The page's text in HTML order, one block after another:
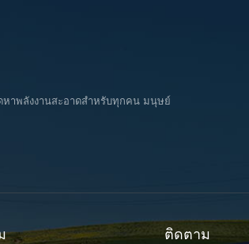
าพลังงานสะอาดสำหรับทุกคน มนุษย์
ติดตาม